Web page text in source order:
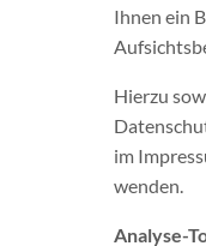
Ihnen ein
Hierzu
im
wenden.
Analyse-